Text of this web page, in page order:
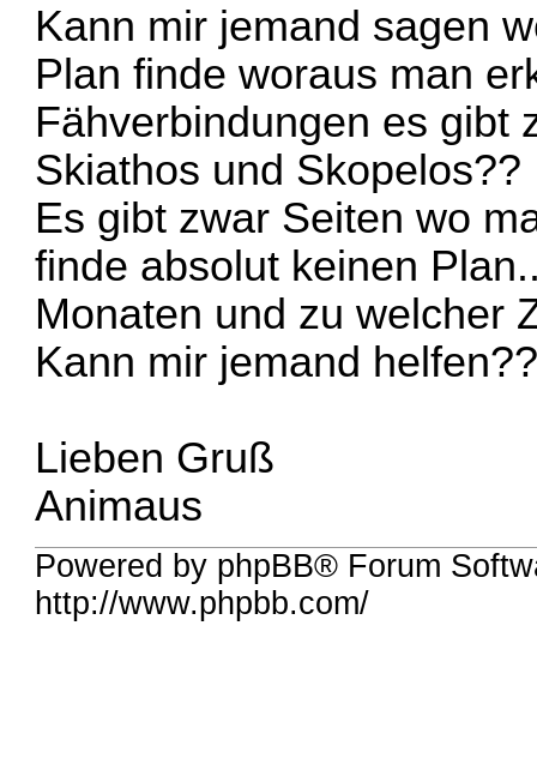
Kann mir jemand sagen
Plan finde woraus man
Fähverbindungen es gibt
Skiathos und Skopelos??
Es gibt zwar Seiten wo
finde absolut keinen
Monaten und zu welcher
Kann mir jemand
Lieben Gruß
Animaus
Powered by phpBB® Forum
http://www.phpbb.com/